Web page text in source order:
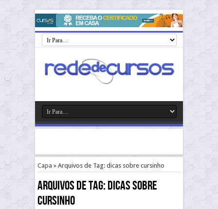
Capa » Arquivos de Tag: dicas sobre cursinho
Arquivos de Tag:dicas sobre
cursinho